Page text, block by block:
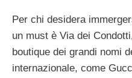
Per chi desidera
un must è Via dei
boutique dei grandi nomi
internazionale, come